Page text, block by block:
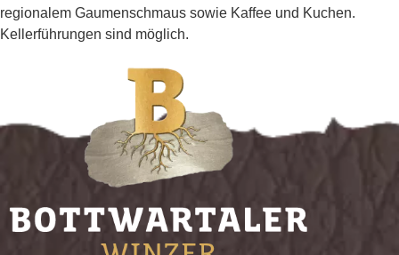
regionalem Gaumenschmaus sowie Kaffee und Kuchen.
Kellerführungen sind möglich.